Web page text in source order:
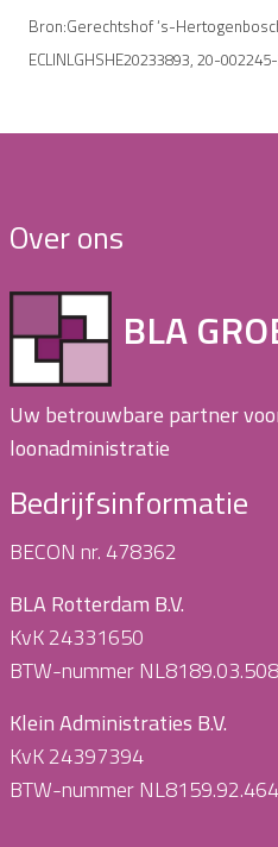
Bron:Gerechtshof ‘s-
ECLINLGHSHE20233893, 20-
Over ons
BLA
Uw betrouwbare partner
loonadministratie
Bedrijfsinformatie
BECON nr. 478362
BLA Rotterdam B.V.
KvK 24331650
BTW-nummer
Klein Administraties B.V.
KvK 24397394
BTW-nummer